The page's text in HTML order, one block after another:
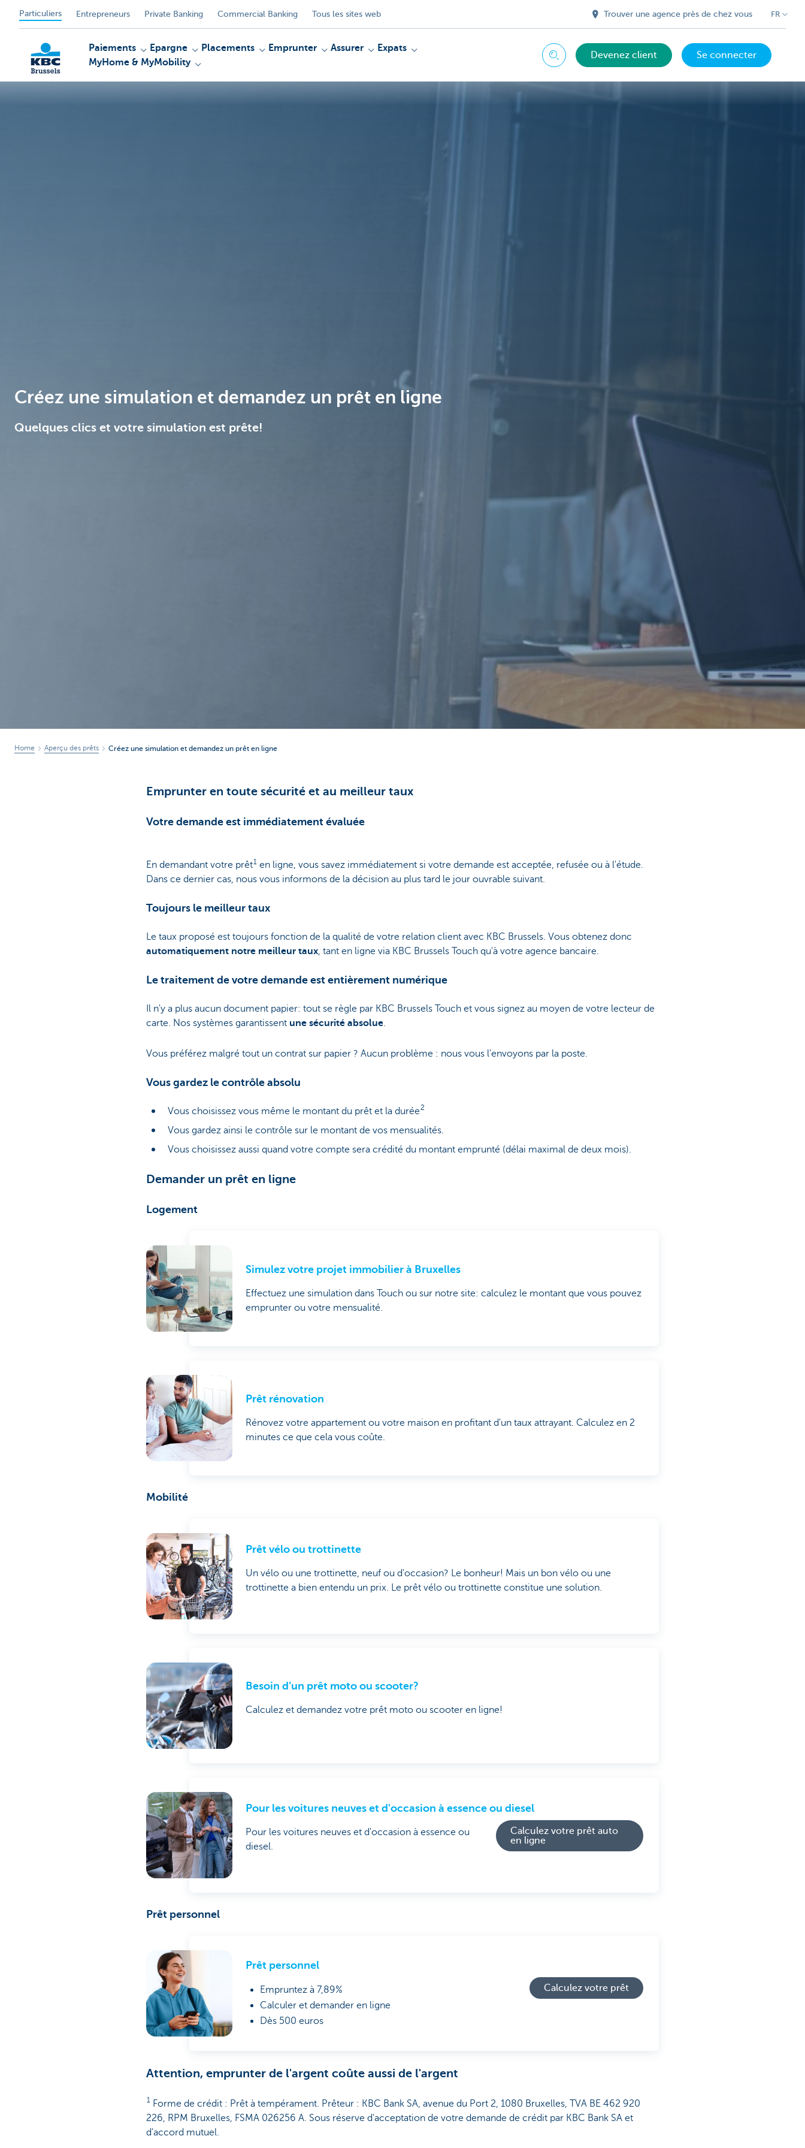
Particuliers Entrepreneurs Private Banking Commercial Banking Tous les sites web Trouver une agence près de chez vous FR
Paiements Epargne Placements Emprunter Assurer
Expats
MyHome & MyMobility
ChercherDevenez client Se connecter
Créez une simulation et demandez un prêt en ligne
Quelques clics et votre simulation est prête!
Home Aperçu des prêts Créez une simulation et demandez un prêt en ligne
Emprunter en toute sécurité et au meilleur taux
Votre demande est immédiatement évaluée
En demandant votre prêt1 en ligne, vous savez immédiatement si votre demande est acceptée, refusée ou à l'étude.
Dans ce dernier cas, nous vous informons de la décision au plus tard le jour ouvrable suivant.
Toujours le meilleur taux
Le taux proposé est toujours fonction de la qualité de votre relation client avec KBC Brussels. Vous obtenez donc
automatiquement notre meilleur taux, tant en ligne via KBC Brussels Touch qu'à votre agence bancaire.
Le traitement de votre demande est entièrement numérique
Il n'y a plus aucun document papier: tout se règle par KBC Brussels Touch et vous signez au moyen de votre lecteur de
carte. Nos systèmes garantissent une sécurité absolue.
Vous préférez malgré tout un contrat sur papier ? Aucun problème : nous vous l'envoyons par la poste.
Vous gardez le contrôle absolu
Vous choisissez vous même le montant du prêt et la durée2
Vous gardez ainsi le contrôle sur le montant de vos mensualités.
Vous choisissez aussi quand votre compte sera crédité du montant emprunté (délai maximal de deux mois).
Demander un prêt en ligne
Logement
Simulez votre projet immobilier à Bruxelles
Effectuez une simulation dans Touch ou sur notre site: calculez le montant que vous pouvez
emprunter ou votre mensualité.
Prêt rénovation
Rénovez votre appartement ou votre maison en profitant d'un taux attrayant. Calculez en 2
minutes ce que cela vous coûte.
Mobilité
Prêt vélo ou trottinette
Un vélo ou une trottinette, neuf ou d'occasion? Le bonheur! Mais un bon vélo ou une
trottinette a bien entendu un prix. Le prêt vélo ou trottinette constitue une solution.
Besoin d’un prêt moto ou scooter?
Calculez et demandez votre prêt moto ou scooter en ligne!
Pour les voitures neuves et d'occasion à essence ou diesel
Pour les voitures neuves et d'occasion à essence ou
diesel.
Calculez votre prêt auto
en ligne
Prêt personnel
Prêt personnel
Empruntez à 7,89%
Calculer et demander en ligne
Dès 500 euros
Calculez votre prêt
Attention, emprunter de l'argent coûte aussi de l'argent
1 Forme de crédit : Prêt à tempérament. Prêteur : KBC Bank SA, avenue du Port 2, 1080 Bruxelles, TVA BE 462 920
226, RPM Bruxelles, FSMA 026256 A. Sous réserve d'acceptation de votre demande de crédit par KBC Bank SA et
d'accord mutuel.